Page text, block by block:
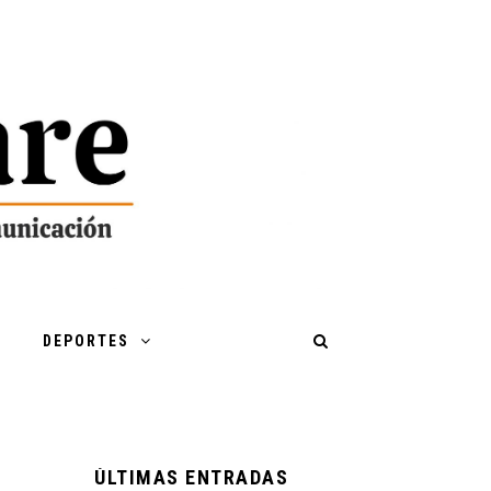
DEPORTES
ÚLTIMAS ENTRADAS